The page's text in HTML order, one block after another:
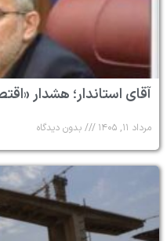
آقای استاندار؛ هشدار
مرداد ۱۱, ۱۴۰۵ بدون دیدگاه